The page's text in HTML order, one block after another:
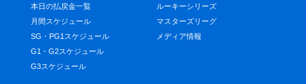
本日の払戻金一覧
月間スケジュール
SG・PG1スケジュール
G1・G2スケジュール
G3スケジュール
ルーキーシリーズ
マスターズリーグ
メディア情報